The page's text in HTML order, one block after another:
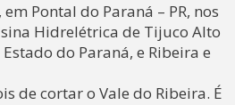
Pontal do Paraná – PR, nos
Hidrelétrica de Tijuco Alto
do Paraná, e Ribeira e
de cortar o Vale do Ribeira. É